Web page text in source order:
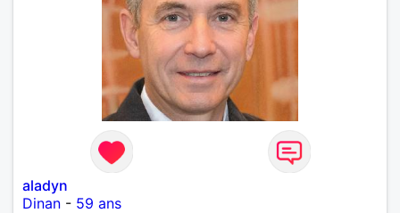
aladyn
Dinan - 59 ans